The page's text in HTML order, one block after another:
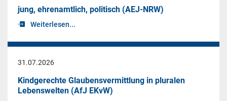
jung, ehrenamtlich, politisch (AEJ-NRW)
Weiterlesen...
31.07.2026
Kindgerechte Glaubensvermittlung in pluralen
Lebenswelten (AfJ EKvW)